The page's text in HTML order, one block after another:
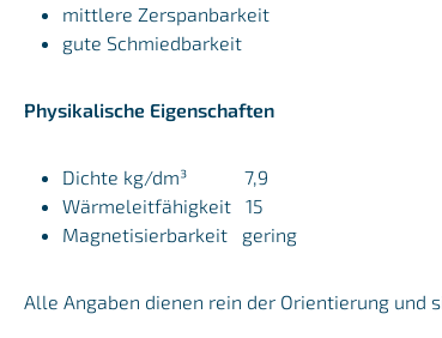
mittlere Zerspanbarkeit
gute Schmiedbarkeit
Physikalische Eigenschaften
Dichte kg/dm³ 7,9
Wärmeleitfähigkeit 15
Magnetisierbarkeit gering
Alle Angaben dienen rein der Orientierung und